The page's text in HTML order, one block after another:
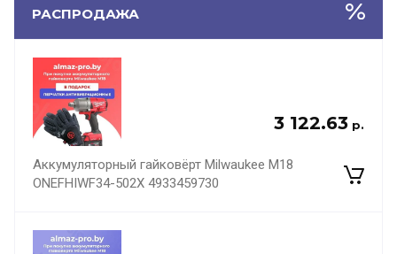
РАСПРОДАЖА
3 122.63 р.
Аккумуляторный гайковёрт Milwaukee M18
ONEFHIWF34-502X 4933459730